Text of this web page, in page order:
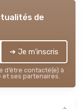
de
➔ Je m'inscris
d’être contacté(e) à
et ses partenaires.